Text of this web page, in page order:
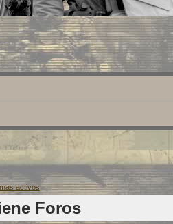
activos
Foros